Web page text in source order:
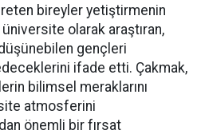
bireyler yetiştirmenin
olarak araştıran,
gençleri
ifade etti. Çakmak,
bilimsel meraklarını
atmosferini
önemli bir fırsat